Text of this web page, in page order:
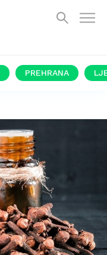
PREHRANA